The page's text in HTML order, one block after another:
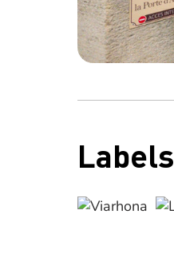
Labels